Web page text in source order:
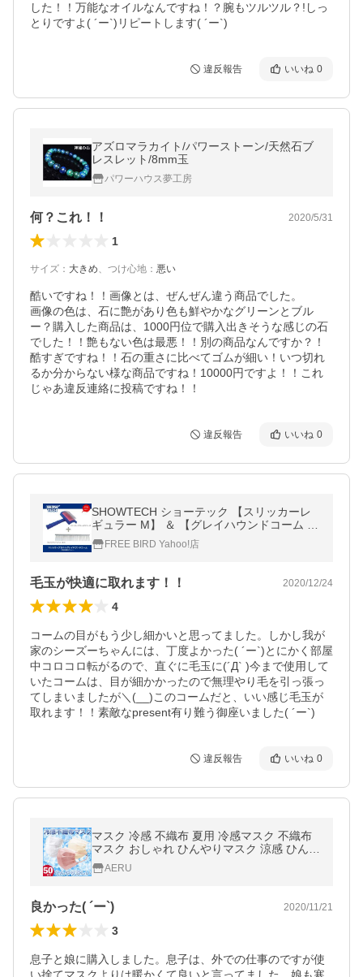
した！！万能なオイルなんですね！？腕もツルツル？!しっ
とりですよ( ´ー`)リピートします( ´ー`)
違反報告 いいね 0
アズロマラカイト/パワーストーン/天然石ブ
レスレット/8mm玉
パワーハウス夢工房
何？これ！！ 2020/5/31
1
サイズ ： 大きめ、 つけ心地 ： 悪い
酷いですね！！画像とは、ぜんぜん違う商品でした。
画像の色は、石に艶があり色も鮮やかなグリーンとブル
ー？購入した商品は、1000円位で購入出きそうな感じの石
でした！！艶もない色は最悪！！別の商品なんですか？！
酷すぎですね！！石の重さに比べてゴムが細い！いつ切れ
るか分からない様な商品ですね！10000円ですよ！！これ
じゃあ違反連絡に投稿ですね！！
違反報告 いいね 0
SHOWTECH ショーテック 【スリッカーレ
ギュラー M】 ＆ 【グレイハウンドコーム 19
cm】 グルーミング特別価格セット
FREE BIRD Yahoo!店
毛玉が快適に取れます！！ 2020/12/24
4
コームの目がもう少し細かいと思ってました。しかし我が
家のシーズーちゃんには、丁度よかった( ´ー`)とにかく部屋
中コロコロ転がるので、直ぐに毛玉に(´Д` )今まで使用して
いたコームは、目が細かかったので無理やり毛を引っ張っ
てしまいましたが＼(__)このコームだと、いい感じ毛玉が
取れます！！素敵なpresent有り難う御座いました( ´ー`)
違反報告 いいね 0
マスク 冷感 不織布 夏用 冷感マスク 不織布
マスク おしゃれ ひんやりマスク 涼感 ひんや
り 抗菌 50枚セット 大人用 立体 使い捨て 男
女 兼用
AERU
良かった( ´ー`) 2020/11/21
3
息子と娘に購入しました。息子は、外での仕事のですが使